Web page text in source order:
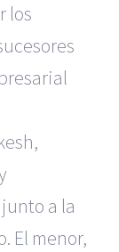
los
a la
El menor,